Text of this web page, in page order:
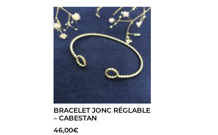
BRACELET JONC RÉGLABLE
– CABESTAN
46,00€